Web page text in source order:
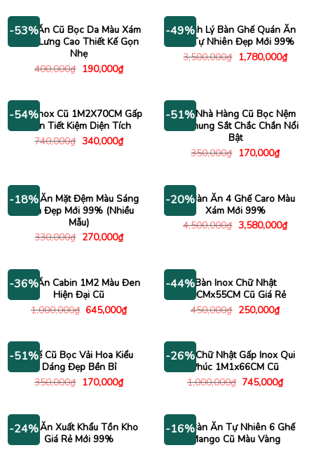
190,005₫.
-53%
Ghế Ăn Cũ Bọc Da Màu Xám
Tựa Lưng Cao Thiết Kế Gọn
Nhẹ
400,000₫ Giá
190,000₫Giá
hiện
190,000₫.
-49%
Thanh Lý Bàn Ghế Quán Ăn
Gỗ Tự Nhiên Đẹp Mới 99%
3,500,000₫ Giá
gốc
1,780,000₫Giá
hiện
-54%
Bàn Inox Cũ 1M2X70CM Gấp
Gọn Tiết Kiệm Diện Tích
740,000₫ Giá
340,000₫Giá
hiện
-51%
Ghế Nhà Hàng Cũ Bọc Nệm
Đỏ Khung Sắt Chắc Chắn Nổi
Bật
350,000₫ Giá
170,000₫Giá
hiện
-18%
Ghế Ăn Mặt Đệm Màu Sáng
Bền Đẹp Mới 99% (Nhiều
Mẫu)
330,000₫ Giá
270,000₫Giá
hiện
270,000₫.
-20%
Bộ Bàn Ăn 4 Ghế Caro Màu
Xám Mới 99%
4,500,000₫ Giá
gốc
3,580,000₫Giá
hiện
-36%
Bàn Ăn Cabin 1M2 Màu Đen
Hiện Đại Cũ
1,000,000₫ Giá
645,000₫Giá
hiện
645,000₫.
-44%Bàn Inox Chữ Nhật
90CMx55CM Cũ Giá Rẻ
450,000₫ Giá
250,000₫Giá
hiện
-51%Ghế Cũ Bọc Vải Hoa Kiểu
Dáng Đẹp Bền Bỉ
350,000₫ Giá
170,000₫Giá
hiện
170,000₫.
-26%
Bàn Chữ Nhật Gấp Inox Qui
Phúc 1M1x66CM Cũ
1,000,000₫ Giá
745,000₫Giá
hiện
-24%
Ghế Ăn Xuất Khẩu Tồn Kho
Giá Rẻ Mới 99%
-16%
Bộ Bàn Ăn Tự Nhiên 6 Ghế
Mango Cũ Màu Vàng